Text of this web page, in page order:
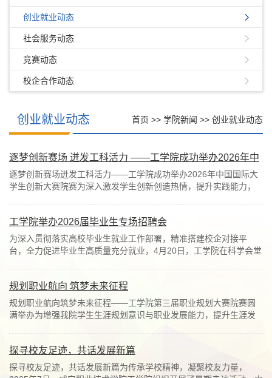
创业就业动态
社会服务动态
竞赛动态
校企合作动态
创业就业动态 首页 >> 学院新闻 >> 创业就业动态
逐梦创新赛场 迸发工科活力 ——工学院成功举办2026年中
国国际大学生创新大赛院赛
逐梦创新赛场迸发工科活力——工学院成功举办2026年中国国际大
学生创新大赛院赛为深入激发学生创新创造热情，提升实践能力，
工学院举办2026届毕业生专场招聘会
为深入贯彻落实高校毕业生就业工作部署，精准搭建校企对接平
台，全力促进毕业生高质量充分就业，4月20日，工学院在科学会堂
规划职业航向 筑梦未来征程
规划职业航向筑梦未来征程——工学院第三届职业规划大赛院赛圆
满举办为增强我院学生生涯规划意识与职业发展能力，提升生涯发
探寻校友足迹，共话发展新篇
探寻校友足迹，共话发展新篇为传承学校精神，凝聚校友力量，